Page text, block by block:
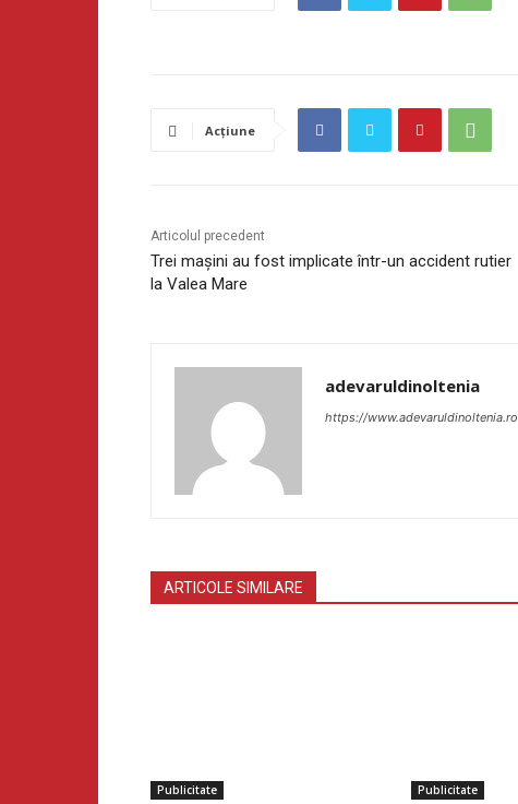
Acțiune
Articolul precedent
Trei mașini au fost implicate într-un accident rutier
la Valea Mare
adevaruldinoltenia
https://www.adevaruldinoltenia.ro
ARTICOLE SIMILARE
Publicitate Publicitate